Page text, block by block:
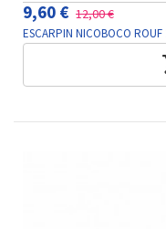
9,60 € 12,00 €
ESCARPIN NICOBOCO ROUF